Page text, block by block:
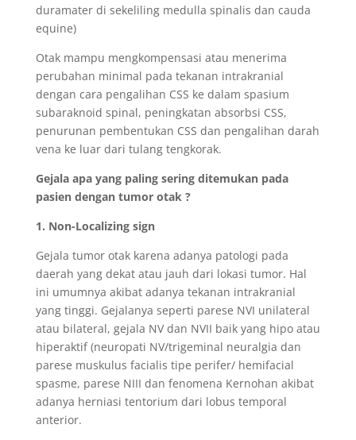
duramater di sekeliling medulla spinalis dan cauda
equine)
Otak mampu mengkompensasi atau menerima
perubahan minimal pada tekanan intrakranial
dengan cara pengalihan CSS ke dalam spasium
subaraknoid spinal, peningkatan absorbsi CSS,
penurunan pembentukan CSS dan pengalihan darah
vena ke luar dari tulang tengkorak.
Gejala apa yang paling sering ditemukan pada
pasien dengan tumor otak ?
1. Non-Localizing sign
Gejala tumor otak karena adanya patologi pada
daerah yang dekat atau jauh dari lokasi tumor. Hal
ini umumnya akibat adanya tekanan intrakranial
yang tinggi. Gejalanya seperti parese NVI unilateral
atau bilateral, gejala NV dan NVII baik yang hipo atau
hiperaktif (neuropati NV/trigeminal neuralgia dan
parese muskulus facialis tipe perifer/ hemifacial
spasme, parese NIII dan fenomena Kernohan akibat
adanya herniasi tentorium dari lobus temporal
anterior.